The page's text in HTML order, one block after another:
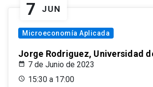
7 JUN
Microeconomía Aplicada
Jorge Rodriguez, Universidad
7 de Junio de 2023
15:30 a 17:00